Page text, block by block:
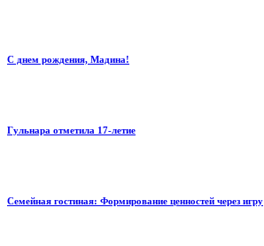
С днем рождения, Мадина!
Гульнара отметила 17‑летие
Семейная гостиная: Формирование ценностей через игру